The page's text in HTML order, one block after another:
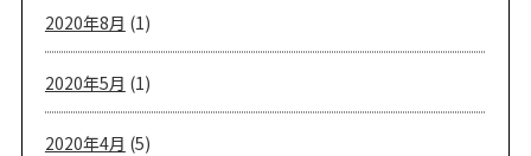
2020年8月 (1)
2020年5月 (1)
2020年4月 (5)